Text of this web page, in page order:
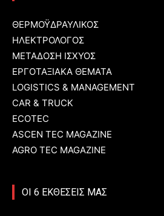
ΘΕΡΜΟΫΔΡΑΥΛΙΚΟΣ
ΗΛΕΚΤΡΟΛΟΓΟΣ
ΜΕΤΑΔΟΣΗ ΙΣΧΥΟΣ
ΕΡΓΟΤΑΞΙΑΚΑ ΘΕΜΑΤΑ
LOGISTICS & MANAGEMENT
CAR & TRUCK
ECOTEC
ASCEN TEC MAGAZINE
AGRO TEC MAGAZINE
ΟΙ 6 ΕΚΘΕΣΕΙΣ ΜΑΣ